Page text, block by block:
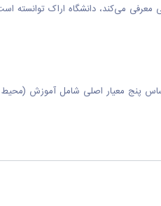
بر اساس پنج معیار اصلی شامل آموزش